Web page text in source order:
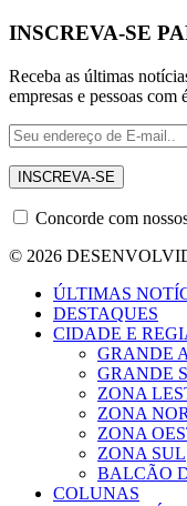
INSCREVA-SE
Receba as últimas
empresas e pessoas
Concorde com
© 2026
ÚLTIMAS
DESTAQUES
CIDADE E
GRANDE
GRANDE
ZONA
ZONA
ZONA
ZONA SUL
BALCÃO
COLUNAS